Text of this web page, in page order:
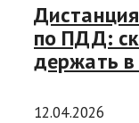
по ПДД:
держать в
12.04.2026